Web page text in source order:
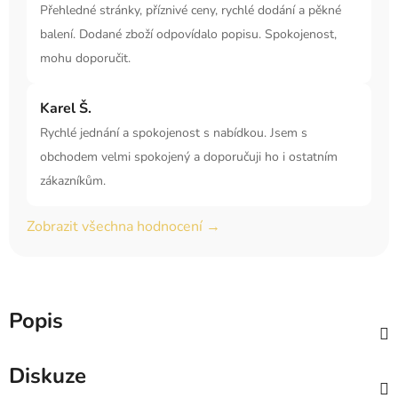
Přehledné stránky, příznivé ceny, rychlé dodání a pěkné
balení. Dodané zboží odpovídalo popisu. Spokojenost,
mohu doporučit.
Karel Š.
Rychlé jednání a spokojenost s nabídkou. Jsem s
obchodem velmi spokojený a doporučuji ho i ostatním
zákazníkům.
Zobrazit všechna hodnocení →
Popis
Diskuze